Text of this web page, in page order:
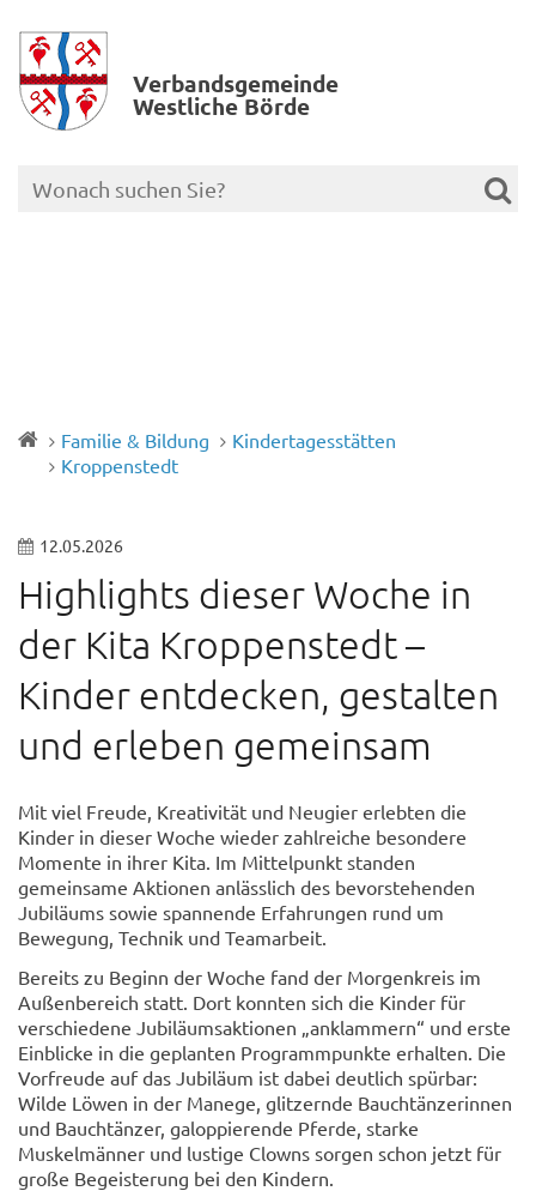
Verbands­gemeinde
Westliche Börde
Familie & Bildung
Kindertagesstätten
Kroppenstedt
12.05.2026
Highlights dieser Woche in
der Kita Kroppenstedt –
Kinder entdecken, gestalten
und erleben gemeinsam
Mit viel Freude, Kreativität und Neugier erlebten die
Kinder in dieser Woche wieder zahlreiche besondere
Momente in ihrer Kita. Im Mittelpunkt standen
gemeinsame Aktionen anlässlich des bevorstehenden
Jubiläums sowie spannende Erfahrungen rund um
Bewegung, Technik und Teamarbeit.
Bereits zu Beginn der Woche fand der Morgenkreis im
Außenbereich statt. Dort konnten sich die Kinder für
verschiedene Jubiläumsaktionen „anklammern“ und erste
Einblicke in die geplanten Programmpunkte erhalten. Die
Vorfreude auf das Jubiläum ist dabei deutlich spürbar:
Wilde Löwen in der Manege, glitzernde Bauchtänzerinnen
und Bauchtänzer, galoppierende Pferde, starke
Muskelmänner und lustige Clowns sorgen schon jetzt für
große Begeisterung bei den Kindern.